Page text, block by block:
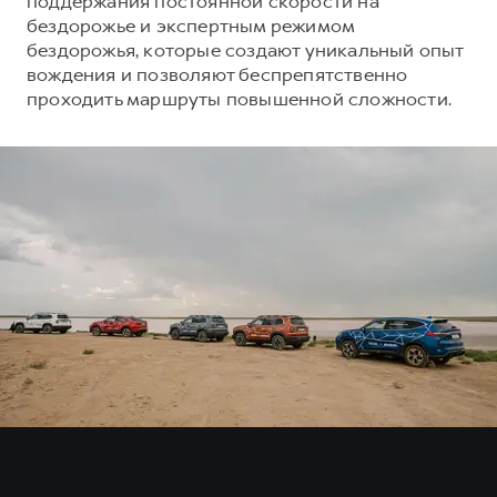
HAVAL Лизинг
АКСЕССУАРЫ HAVAL
Автомобильные аксессуары
Коллекция Базовая
Коллекция Детская
АКСЕССУАРЫ HAVAL
Автомобильные аксессуары
Коллекция CITY
Коллекция Базовая
бездорожье и экспертным режимом
бездорожья, которые создают уникальный опыт
вождения и позволяют беспрепятственно
проходить маршруты повышенной сложности.